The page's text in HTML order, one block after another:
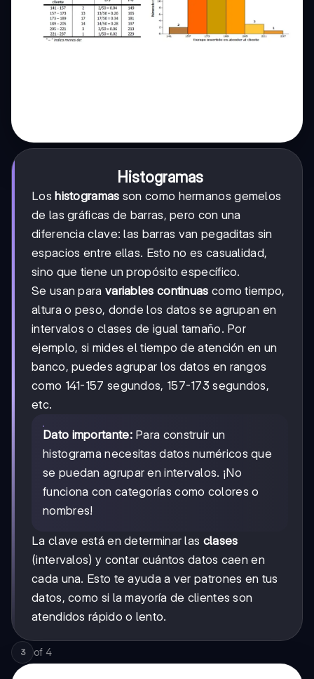
Histogramas
Los histogramas son como hermanos gemelos
de las gráficas de barras, pero con una
diferencia clave: las barras van pegaditas sin
espacios entre ellas. Esto no es casualidad,
sino que tiene un propósito específico.
Se usan para variables continuas como tiempo,
altura o peso, donde los datos se agrupan en
intervalos o clases de igual tamaño. Por
ejemplo, si mides el tiempo de atención en un
banco, puedes agrupar los datos en rangos
como 141-157 segundos, 157-173 segundos,
etc.
Dato importante:Para construir un
histograma necesitas datos numéricos que
se puedan agrupar en intervalos. ¡No
funciona con categorías como colores o
nombres!
La clave está en determinar las clases
(intervalos) y contar cuántos datos caen en
cada una. Esto te ayuda a ver patrones en tus
datos, como si la mayoría de clientes son
atendidos rápido o lento.
3 of 4